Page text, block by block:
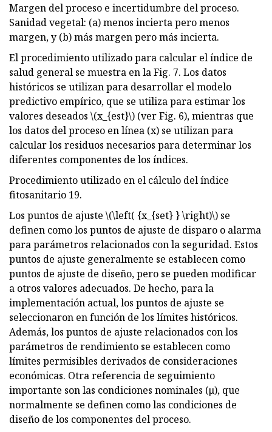
Margen del proceso e incertidumbre del proceso.
Sanidad vegetal: (a) menos incierta pero menos
margen, y (b) más margen pero más incierta.
El procedimiento utilizado para calcular el índice de
salud general se muestra en la Fig. 7. Los datos
históricos se utilizan para desarrollar el modelo
predictivo empírico, que se utiliza para estimar los
valores deseados \(x_{est}\) (ver Fig. 6), mientras que
los datos del proceso en línea (x) se utilizan para
calcular los residuos necesarios para determinar los
diferentes componentes de los índices.
Procedimiento utilizado en el cálculo del índice
fitosanitario 19.
Los puntos de ajuste \(\left( {x_{set} } \right)\) se
definen como los puntos de ajuste de disparo o alarma
para parámetros relacionados con la seguridad. Estos
puntos de ajuste generalmente se establecen como
puntos de ajuste de diseño, pero se pueden modificar
a otros valores adecuados. De hecho, para la
implementación actual, los puntos de ajuste se
seleccionaron en función de los límites históricos.
Además, los puntos de ajuste relacionados con los
parámetros de rendimiento se establecen como
límites permisibles derivados de consideraciones
económicas. Otra referencia de seguimiento
importante son las condiciones nominales (μ), que
normalmente se definen como las condiciones de
diseño de los componentes del proceso.